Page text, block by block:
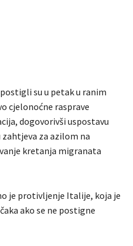
su u petak u ranim
cjelonoćne rasprave
dogovorivši uspostavu
za azilom na
kretanja migranata
je protivljenje Italije, koja je
ako se ne postigne